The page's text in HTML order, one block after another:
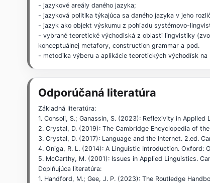
- jazykové areály daného jazyka;
- jazyková politika týkajúca sa daného jazyka v jeho
- jazyk ako objekt výskumu z pohľadu systémovo-
- vybrané teoretické východiská z oblasti lingvistiky
konceptuálnej metafory, construction grammar a pod.
- metodika výberu a aplikácie teoretických východísk
Odporúčaná literatúra
Základná literatúra:
1. Consoli, S.; Ganassin, S. (2023): Reflexivity in
2. Crystal, D. (2019): The Cambridge Encyclopedia of
3. Crystal, D. (2017): Language and the Internet. 2.ed.
4. Oniga, R. L. (2014): A Linguistic Introduction. Oxford:
5. McCarthy, M. (2001): Issues in Applied Linguistics.
Doplňujúca literatúra:
1. Handford, M.; Gee, J. P. (2023): The Routledge